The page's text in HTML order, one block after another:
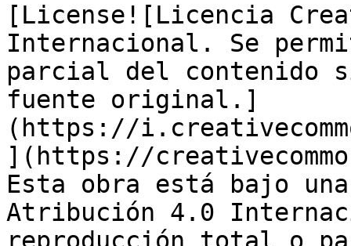
[License![Licencia
Internacional. Se
parcial del contenido
fuente original.]
(https://
](https://
Esta obra está bajo
Atribución 4.0